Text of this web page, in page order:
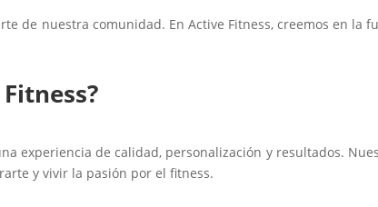
de nuestra comunidad. En Active Fitness, creemos en la
experiencia de calidad, personalización y resultados.
y vivir la pasión por el fitness.